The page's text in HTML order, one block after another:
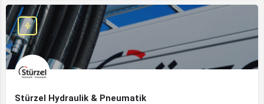
Stürzel Hydraulik & Pneumatik